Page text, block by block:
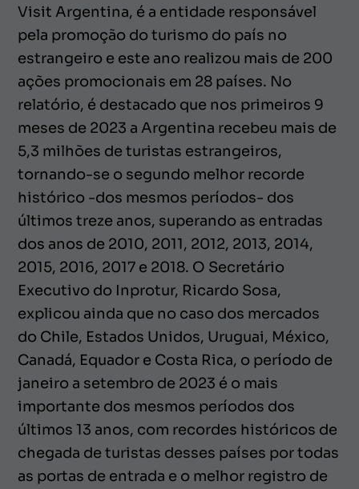
Visit Argentina, é a entidade responsável
pela promoção do turismo do país no
estrangeiro e este ano realizou mais de 200
ações promocionais em 28 países. No
relatório, é destacado que nos primeiros 9
meses de 2023 a Argentina recebeu mais de
5,3 milhões de turistas estrangeiros,
tornando-se o segundo melhor recorde
histórico -dos mesmos períodos- dos
últimos treze anos, superando as entradas
dos anos de 2010, 2011, 2012, 2013, 2014,
2015, 2016, 2017 e 2018. O Secretário
Executivo do Inprotur, Ricardo Sosa,
explicou ainda que no caso dos mercados
do Chile, Estados Unidos, Uruguai, México,
Canadá, Equador e Costa Rica, o período de
janeiro a setembro de 2023 é o mais
importante dos mesmos períodos dos
últimos 13 anos, com recordes históricos de
chegada de turistas desses países por todas
as portas de entrada e o melhor registro de